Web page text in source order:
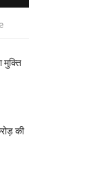
मुक्ति
की